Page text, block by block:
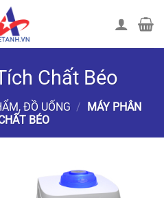
Chất Béo
ĐỒ UỐNG /
MÁY PHÂN
BÉO